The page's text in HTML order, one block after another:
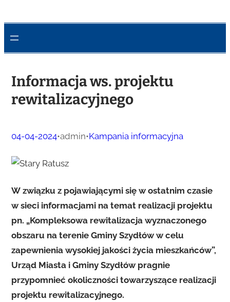
Informacja ws. projektu
rewitalizacyjnego
04-04-2024•admin•Kampania informacyjna
W związku z pojawiającymi się w ostatnim czasie
w sieci informacjami na temat realizacji projektu
pn. „Kompleksowa rewitalizacja wyznaczonego
obszaru na terenie Gminy Szydłów w celu
zapewnienia wysokiej jakości życia mieszkańców”,
Urząd Miasta i Gminy Szydłów pragnie
przypomnieć okoliczności towarzyszące realizacji
projektu rewitalizacyjnego.